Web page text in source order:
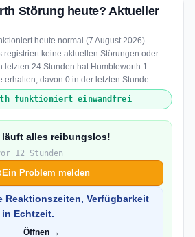
Störung heute? Aktueller
heute normal (7 August 2026).
registriert keine aktuellen Störungen oder
letzten 24 Stunden hat Humbleworth 1
erhalten, davon 0 in der letzten Stunde.
funktioniert einwandfrei
läuft alles reibungslos!
12 Stunden
Ein Problem melden
Reaktionszeiten, Verfügbarkeit
Echtzeit.
Öffnen →